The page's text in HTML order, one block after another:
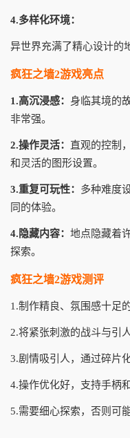
4.多样化环境：
异世界充满了精心设计的
疯狂之墙2游戏亮点
1.高沉浸感： 身临其境的
非常强。
2.操作灵活： 直观的控制
和灵活的图形设置。
3.重复可玩性： 多种难度
同的体验。
4.隐藏内容： 地点隐藏着
探索。
疯狂之墙2游戏测评
1.制作精良、氛围感十足
2.将紧张刺激的战斗与引
3.剧情吸引人，通过碎片
4.操作优化好，支持手柄
5.需要细心探索，否则可